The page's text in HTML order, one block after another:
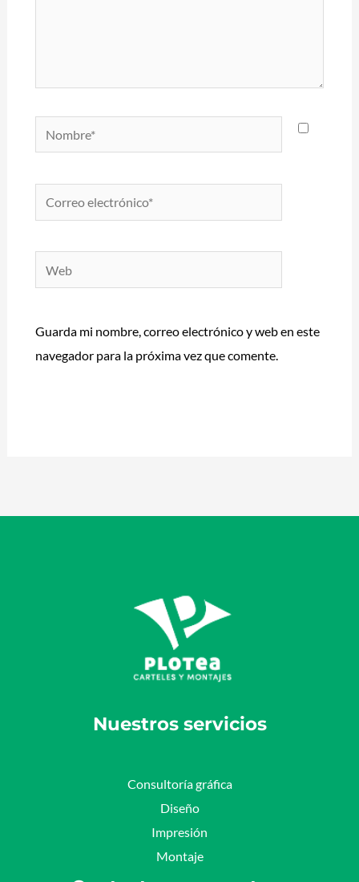
Correo
electrónico*
Guarda mi nombre, correo electrónico y web en este
navegador para la próxima vez que comente.
Nuestros servicios
Consultoría gráfica
Diseño
Impresión
Montaje